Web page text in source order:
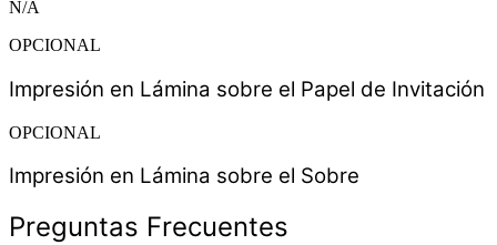
N/A
OPCIONAL
Impresión en Lámina sobre el Papel de Invitación
OPCIONAL
Impresión en Lámina sobre el Sobre
Preguntas Frecuentes